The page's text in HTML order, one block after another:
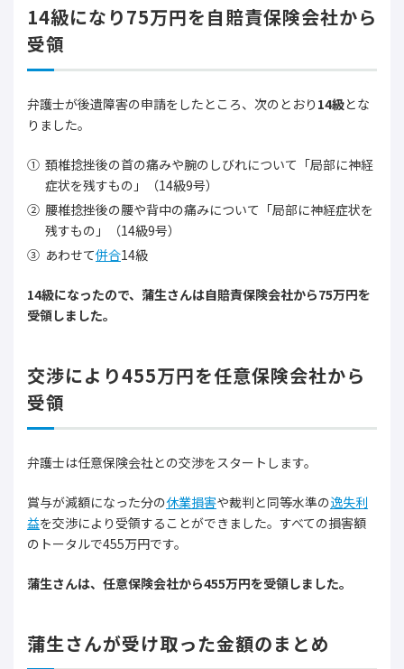
14級になり75万円を自賠責保険会社から
受領
弁護士が後遺障害の申請をしたところ、次のとおり 14級とな
りました。
頚椎捻挫後の首の痛みや腕のしびれについて「局部に神経
症状を残すもの」（14級9号）
腰椎捻挫後の腰や背中の痛みについて「局部に神経症状を
残すもの」（14級9号）
あわせて併合14級
14級になったので、蒲生さんは自賠責保険会社から75万円を
受領しました。
交渉により455万円を任意保険会社から
受領
弁護士は任意保険会社との交渉をスタートします。
賞与が減額になった分の休業損害や裁判と同等水準の逸失利
益を交渉により受領することができました。すべての損害額
のトータルで455万円です。
蒲生さんは、任意保険会社から455万円を受領しました。
蒲生さんが受け取った金額のまとめ